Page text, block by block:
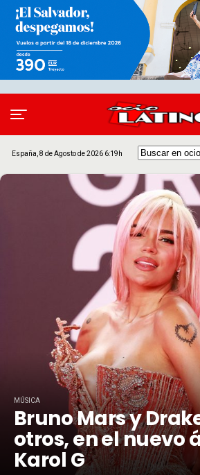
España, 8 de Agosto de 2026 6:19h
MÚSICA
Bruno Mars y
otros, en el nuevo
Karol G